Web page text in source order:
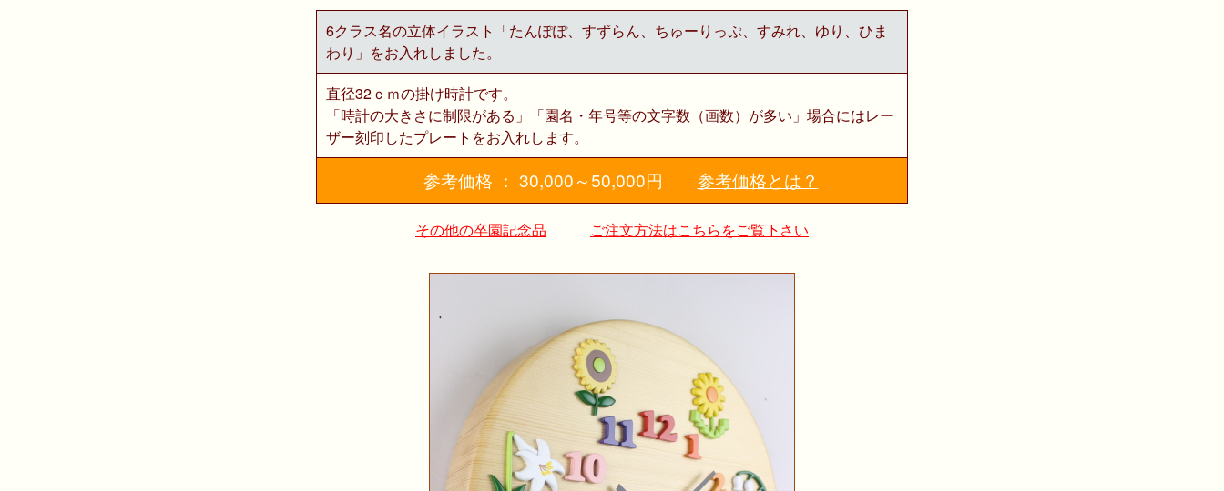
6クラス名の立体イラスト「たんぽぽ、すずらん、ちゅーりっぷ、すみれ、ゆり、ひま
わり」をお入れしました。
直径32ｃｍの掛け時計です。
「時計の大きさに制限がある」「園名・年号等の文字数（画数）が多い」場合にはレー
ザー刻印したプレートをお入れします。
参考価格 ： 30,000～50,000円 参考価格とは？
その他の卒園記念品 ご注文方法はこちらをご覧下さい